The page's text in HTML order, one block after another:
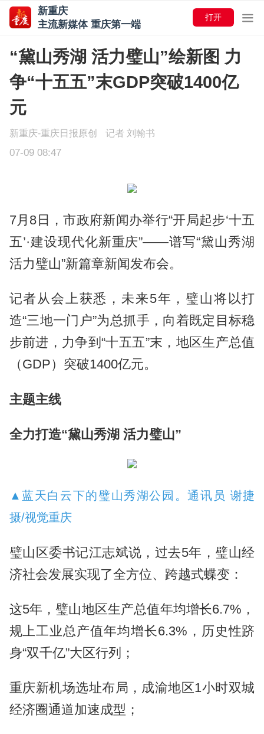
新重庆
主流新媒体 重庆第一端
打开
“黛山秀湖 活力璧山”绘新图 力
争“十五五”末GDP突破1400亿
元
新重庆-重庆日报原创 记者 刘翰书
07-09 08:47
7月8日，市政府新闻办举行“开局起步‘十五
五’·建设现代化新重庆”——谱写“黛山秀湖
活力璧山”新篇章新闻发布会。
记者从会上获悉，未来5年，璧山将以打
造“三地一门户”为总抓手，向着既定目标稳
步前进，力争到“十五五”末，地区生产总值
（GDP）突破1400亿元。
主题主线
全力打造“黛山秀湖 活力璧山”
▲蓝天白云下的璧山秀湖公园。通讯员 谢捷
摄/视觉重庆
璧山区委书记江志斌说，过去5年，璧山经
济社会发展实现了全方位、跨越式蝶变：
这5年，璧山地区生产总值年均增长6.7%，
规上工业总产值年均增长6.3%，历史性跻
身“双千亿”大区行列；
重庆新机场选址布局，成渝地区1小时双城
经济圈通道加速成型；